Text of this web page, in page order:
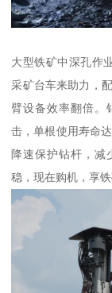
大型铁矿中深孔作
采矿台车来助力，
臂设备效率翻倍。
击，单根使用寿命
降速保护钻杆，减
稳，现在购机，享